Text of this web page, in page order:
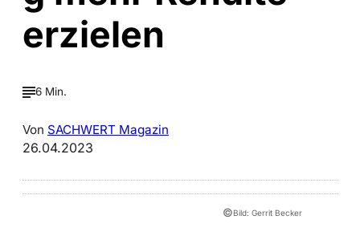
erzielen
6 Min.
Von SACHWERT Magazin
26.04.2023
©Bild: Gerrit Becker